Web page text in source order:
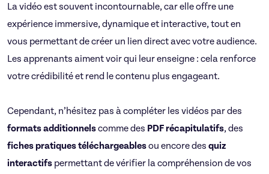
La vidéo est souvent incontournable, car elle offre une
expérience immersive, dynamique et interactive, tout en
vous permettant de créer un lien direct avec votre audience.
Les apprenants aiment voir qui leur enseigne : cela renforce
votre crédibilité et rend le contenu plus engageant.
Cependant, n’hésitez pas à compléter les vidéos par des
formats additionnelscomme des PDF récapitulatifs, des
fiches pratiques téléchargeablesou encore des quiz
interactifs permettant de vérifier la compréhension de vos